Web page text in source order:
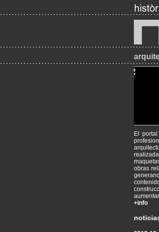
El
obras
+info
2017-09-
2014-09-